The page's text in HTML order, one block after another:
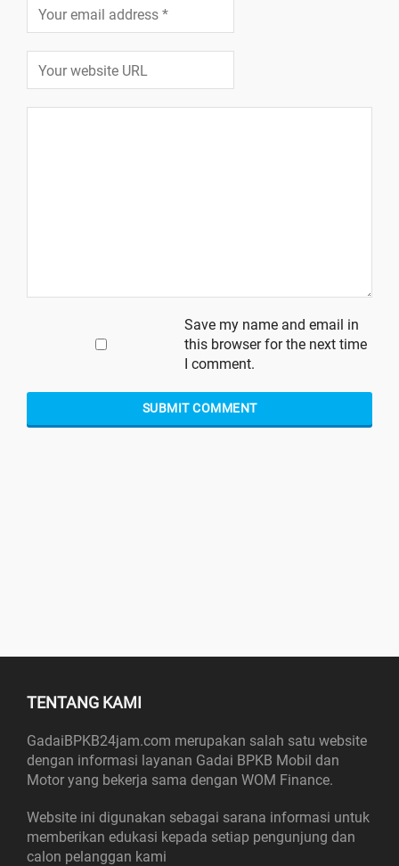
Save my name and email in
this browser for the next time
I comment.
TENTANG KAMI
GadaiBPKB24jam.com merupakan salah satu website
dengan informasi layanan Gadai BPKB Mobil dan
Motor yang bekerja sama dengan WOM Finance.
Website ini digunakan sebagai sarana informasi untuk
memberikan edukasi kepada setiap pengunjung dan
calon pelanggan kami